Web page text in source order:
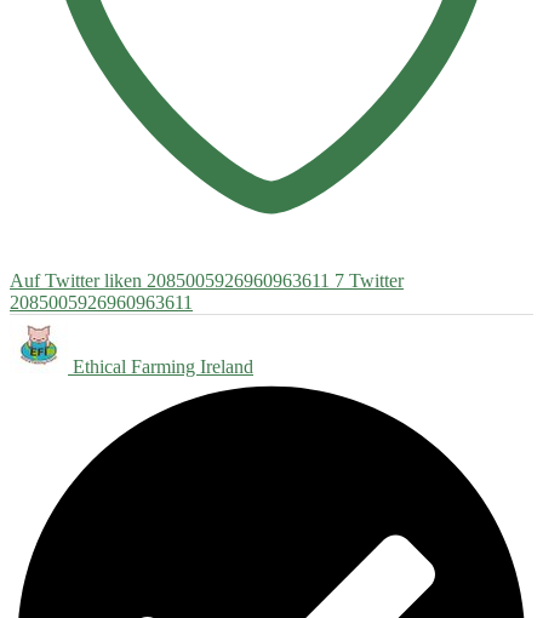
Auf Twitter liken 2085005926960963611 7 Twitter
2085005926960963611
Ethical Farming Ireland